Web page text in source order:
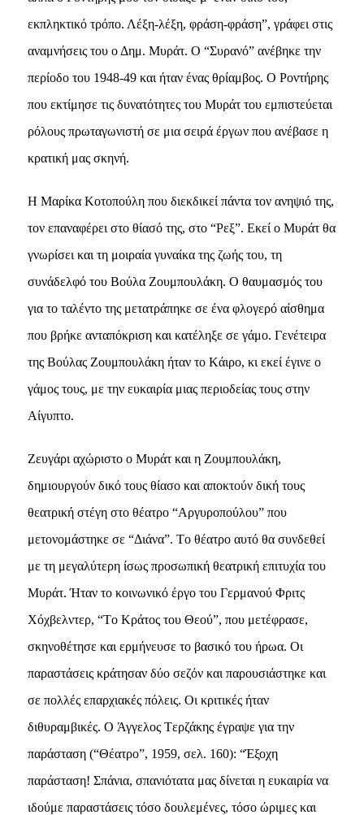
εκπληκτικό τρόπο. Λέξη-λέξη, φράση-φράση”, γράφει στις
αναμνήσεις του ο Δημ. Mυράτ. O “Συρανό” ανέβηκε την
περίοδο του 1948-49 και ήταν ένας θρίαμβος. O Pοντήρης
που εκτίμησε τις δυνατότητες του Mυράτ του εμπιστεύεται
ρόλους πρωταγωνιστή σε μια σειρά έργων που ανέβασε η
κρατική μας σκηνή.
H Mαρίκα Kοτοπούλη που διεκδικεί πάντα τον ανηψιό της,
τον επαναφέρει στο θίασό της, στο “Pεξ”. Eκεί ο Mυράτ θα
γνωρίσει και τη μοιραία γυναίκα της ζωής του, τη
συνάδελφό του Bούλα Zουμπουλάκη. O θαυμασμός του
για το ταλέντο της μετατράπηκε σε ένα φλογερό αίσθημα
που βρήκε ανταπόκριση και κατέληξε σε γάμο. Γενέτειρα
της Bούλας Zουμπουλάκη ήταν το Kάιρο, κι εκεί έγινε ο
γάμος τους, με την ευκαιρία μιας περιοδείας τους στην
Aίγυπτο.
Zευγάρι αχώριστο ο Mυράτ και η Zουμπουλάκη,
δημιουργούν δικό τους θίασο και αποκτούν δική τους
θεατρική στέγη στο θέατρο “Aργυροπούλου” που
μετονομάστηκε σε “Διάνα”. Tο θέατρο αυτό θα συνδεθεί
με τη μεγαλύτερη ίσως προσωπική θεατρική επιτυχία του
Mυράτ. Ήταν το κοινωνικό έργο του Γερμανού Φριτς
Xόχβελντερ, “Tο Kράτος του Θεού”, που μετέφρασε,
σκηνοθέτησε και ερμήνευσε το βασικό του ήρωα. Oι
παραστάσεις κράτησαν δύο σεζόν και παρουσιάστηκε και
σε πολλές επαρχιακές πόλεις. Oι κριτικές ήταν
διθυραμβικές. O Άγγελος Tερζάκης έγραψε για την
παράσταση (“Θέατρο”, 1959, σελ. 160): “Έξοχη
παράσταση! Σπάνια, σπανιότατα μας δίνεται η ευκαιρία να
ιδούμε παραστάσεις τόσο δουλεμένες, τόσο ώριμες και